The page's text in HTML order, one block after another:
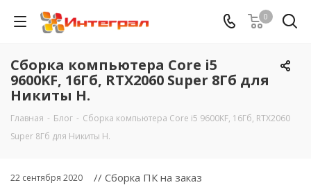
0
Сборка компьютера Core i5
9600KF, 16Гб, RTX2060 Super 8Гб для
Никиты Н.
Главная - Блог - Сборка компьютера Core i5 9600KF, 16Гб, RTX2060
Super 8Гб для Никиты Н.
22 сентября 2020 // Сборка ПК на заказ